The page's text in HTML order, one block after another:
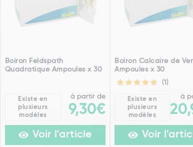
Boiron Feldspath
Quadratique Ampoules x 30
Existe en
plusieurs
modèles
à partir de
9,30€
Voir l'article
Boiron Calcaire de
Ampoules x 30
(1)
Existe en
plusieurs
modèles
à
Voir